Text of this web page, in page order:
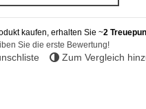
kaufen, erhalten Sie ~2
Sie die erste Bewertung!
Zum Vergleich